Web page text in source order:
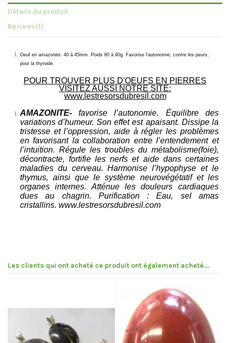
Détails du produit
Reviews(1)
Oeuf en amazonite. 40 à 45mm. Poids 80 à 90g. Favorise l'autonomie, contre les peurs,
pour la thyroide.
POUR TROUVER PLUS D'OEUFS EN PIERRES
VISITEZ AUSSI NOTRE SITE:
www.lestresorsdubresil.com
AMAZONITE-favorise l’autonomie. Équilibre des
variations d’humeur. Son effet est apaisant. Dissipe la
tristesse et l’oppression, aide à régler les problèmes
en favorisant la collaboration entre l’entendement et
l’intuition. Régule les troubles du métabolisme(foie),
décontracte, fortifie les nerfs et aide dans certaines
maladies du cerveau. Harmonise l’hypophyse et le
thymus, ainsi que le système neurovégétatif et les
organes internes. Atténue les douleurs cardiaques
dues au chagrin. Purification : Eau, sel amas
cristallins. www.lestresorsdubresil.com
Les clients qui ont acheté ce produit ont également acheté...